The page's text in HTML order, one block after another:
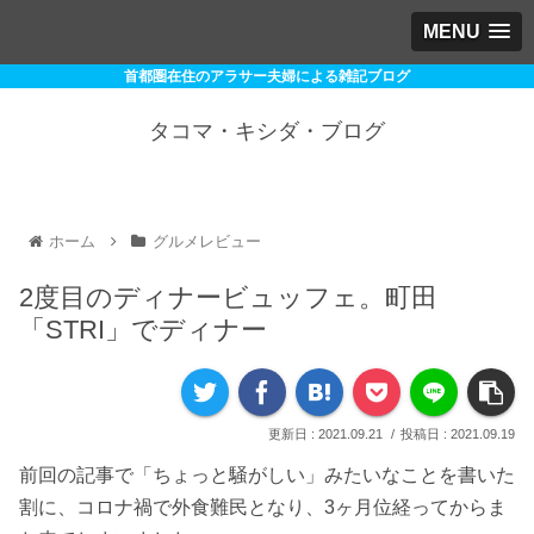
MENU
首都圏在住のアラサー夫婦による雑記ブログ
タコマ・キシダ・ブログ
ホーム グルメレビュー
2度目のディナービュッフェ。町田
「STRI」でディナー
2021.09.21 2021.09.19
前回の記事で「ちょっと騒がしい」みたいなことを書いた
割に、コロナ禍で外食難民となり、3ヶ月位経ってからま